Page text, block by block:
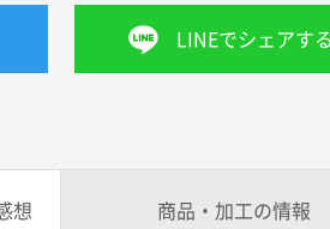
LINEでシェアす
想 商品・加工の情報